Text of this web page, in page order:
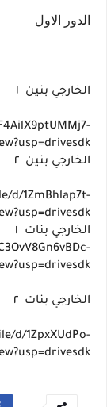
الدور الاول
الخارجي بنين ١
الخارجي بنين ٢
d/1ZmBhlap7t-
الخارجي بنات ١
الخارجي بنات ٢
d/1ZpxXUdPo-